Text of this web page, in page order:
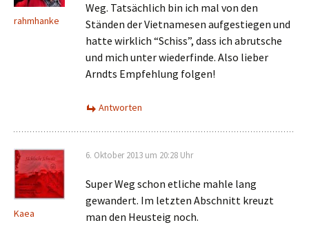
rahmhanke
Weg. Tatsächlich bin ich mal von den
Ständen der Vietnamesen aufgestiegen und
hatte wirklich “Schiss”, dass ich abrutsche
und mich unter wiederfinde. Also lieber
Arndts Empfehlung folgen!
Antworten
Kaea
6. Oktober 2013 um 20:28 Uhr
Super Weg schon etliche mahle lang
gewandert. Im letzten Abschnitt kreuzt
man den Heusteig noch.